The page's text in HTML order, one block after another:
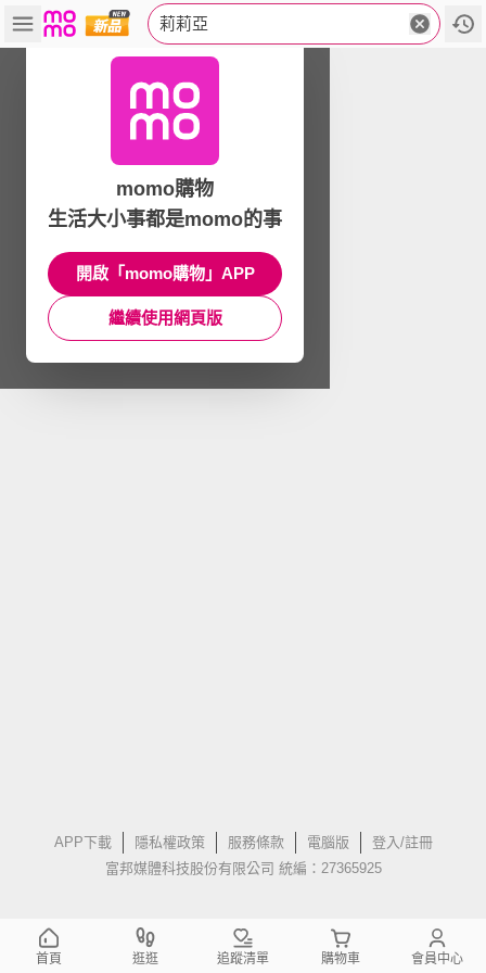
莉莉亞
APP下載 隱私權政策 服務條款 電腦版
登入/註冊
富邦媒體科技股份有限公司 統編：27365925
momo購物
生活大小事都是momo的事
開啟「momo購物」APP
繼續使用網頁版
首頁 逛逛 追蹤清單 購物車 會員中心